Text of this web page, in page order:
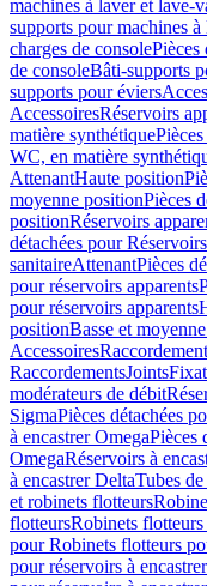
machines à laver et lave-
supports pour machines
charges de consolePièces
de consoleBâti-supports
supports pour éviers
AccessoiresRéservoirs
matière synthétique
WC, en matière
AttenantHaute position
moyenne positionPièces
positionRéservoirs
détachées pour
sanitaireAttenantPièces
pour réservoirs apparents
pour réservoirs apparents
positionBasse et
Accessoires
RaccordementsJoints
modérateurs de débit
SigmaPièces détachées
à encastrer OmegaPièces
OmegaRéservoirs à
à encastrer DeltaTubes de
et robinets flotteurs
flotteursRobinets
pour Robinets flotteurs
pour réservoirs à encastrer